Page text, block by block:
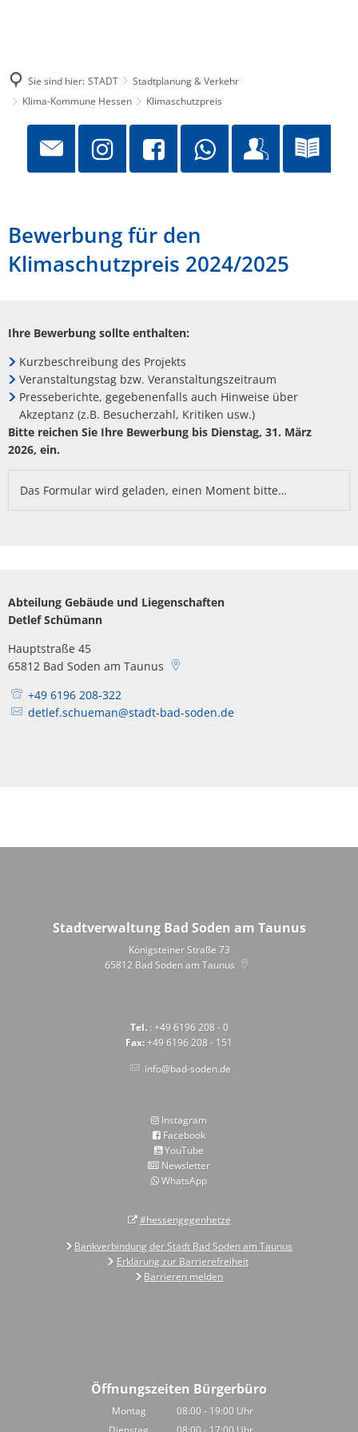
Sie sind hier: STADT
Stadtplanung & Verkehr
Klima-Kommune Hessen
Klimaschutzpreis
Bewerbung für den
Klimaschutzpreis 2024/2025
Ihre Bewerbung sollte enthalten:
Kurzbeschreibung des Projekts
Veranstaltungstag bzw. Veranstaltungszeitraum
Presseberichte, gegebenenfalls auch Hinweise über
Akzeptanz (z.B. Besucherzahl, Kritiken usw.)
Bitte reichen Sie Ihre Bewerbung bis Dienstag, 31. März
2026, ein.
Das Formular wird geladen, einen Moment bitte…
Abteilung Gebäude und Liegenschaften
Detlef Schümann
Hauptstraße 45
65812 Bad Soden am Taunus
+49 6196 208-322
detlef.schueman@stadt-bad-soden.de
Stadtverwaltung Bad Soden am Taunus
Königsteiner Straße 73
65812 Bad Soden am Taunus
Tel.: +49 6196 208 - 0
Fax:+49 6196 208 - 151
info@bad-soden.de
Instagram
Facebook
YouTube
Newsletter
WhatsApp
#hessengegenhetze
Bankverbindung der Stadt Bad Soden am Taunus
Erklärung zur Barrierefreiheit
Barrieren melden
Öffnungszeiten Bürgerbüro
Montag 08:00- 19:00 Uhr
Von 08:00 bis 19:00 Uhr